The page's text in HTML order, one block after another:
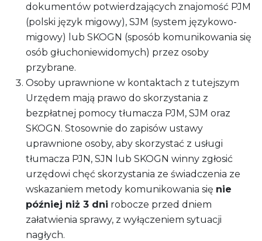
dokumentów potwierdzających znajomość PJM
(polski język migowy), SJM (system językowo-
migowy) lub SKOGN (sposób komunikowania się
osób głuchoniewidomych) przez osoby
przybrane.
Osoby uprawnione w kontaktach z tutejszym
Urzędem mają prawo do skorzystania z
bezpłatnej pomocy tłumacza PJM, SJM oraz
SKOGN. Stosownie do zapisów ustawy
uprawnione osoby, aby skorzystać z usługi
tłumacza PJN, SJN lub SKOGN winny zgłosić
urzędowi chęć skorzystania ze świadczenia ze
wskazaniem metody komunikowania się nie
później niż 3 dni robocze przed dniem
załatwienia sprawy, z wyłączeniem sytuacji
nagłych.